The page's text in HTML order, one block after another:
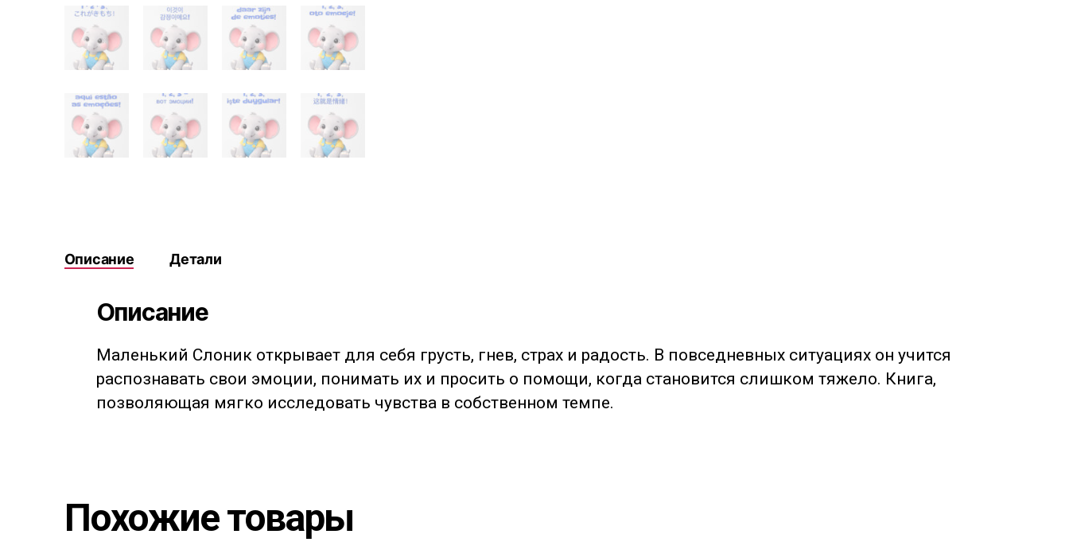
Описание Детали
Описание
Маленький Слоник открывает для себя грусть, гнев, страх и радость. В повседневных ситуациях он учится
распознавать свои эмоции, понимать их и просить о помощи, когда становится слишком тяжело. Книга,
позволяющая мягко исследовать чувства в собственном темпе.
Похожие товары